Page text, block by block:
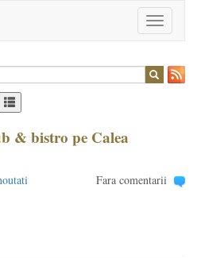
Toggle
navigation
& bistro pe Calea
Fara comentarii